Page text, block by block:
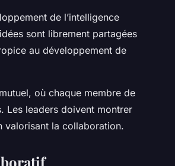
de l’intelligence
sont librement partagées
au développement de
où chaque membre de
Les leaders doivent montrer
valorisant la collaboration.